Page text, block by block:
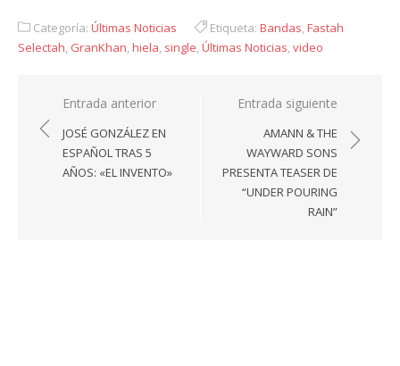
Categoría: Últimas Noticias Etiqueta: Bandas,Fastah
Selectah, GranKhan,hiela, single,Últimas Noticias,video
Navegación
de
entradas
Entrada anterior
JOSÉ GONZÁLEZ EN
ESPAÑOL TRAS 5
AÑOS: «EL INVENTO»
Entrada siguiente
AMANN & THE
WAYWARD SONS
PRESENTA TEASER DE
“UNDER POURING
RAIN”